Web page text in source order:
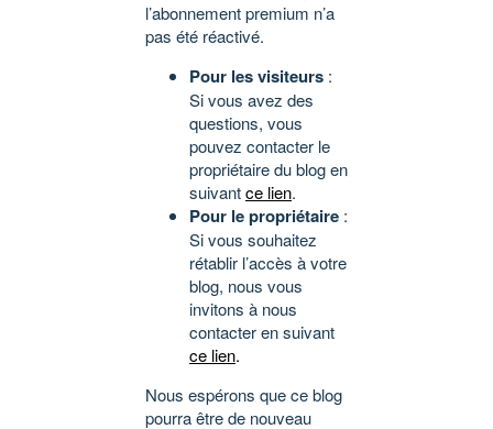
l’abonnement premium n’a
pas été réactivé.
Pour les visiteurs :
Si vous avez des
questions, vous
pouvez contacter le
propriétaire du blog en
suivantce lien.
Pour le propriétaire :
Si vous souhaitez
rétablir l’accès à votre
blog, nous vous
invitons à nous
contacter en suivant
ce lien.
Nous espérons que ce blog
pourra être de nouveau